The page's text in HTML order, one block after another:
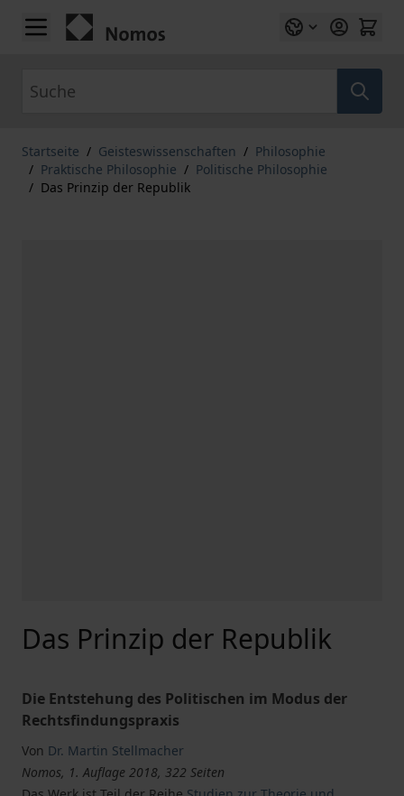
Zum Inhalt springen
Startseite / Geisteswissenschaften / Philosophie
/ Praktische Philosophie / Politische Philosophie
/ Das Prinzip der Republik
Das Prinzip der Republik
Die Entstehung des Politischen im Modus der
Rechtsfindungspraxis
Von Dr. Martin Stellmacher
Nomos, 1. Auflage 2018, 322 Seiten